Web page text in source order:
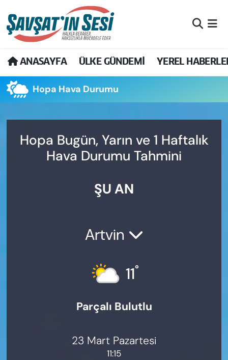
ANASAYFA ÜLKE GÜNDEMİ YEREL
Hopa Hava Durumu
Hopa Bugün, Yarın ve 1 Haftalık
Hava Durumu Tahmini
ŞU AN
Artvin
11°
Parçalı Bulutlu
23 Mart Pazartesi
11:15
Artvin Nöbetçi Eczaneler
Artvin Hava Durumu
Artvin Namaz Vakitleri
Puan Durumu ve Fikstür
Son Dakika Haberleri